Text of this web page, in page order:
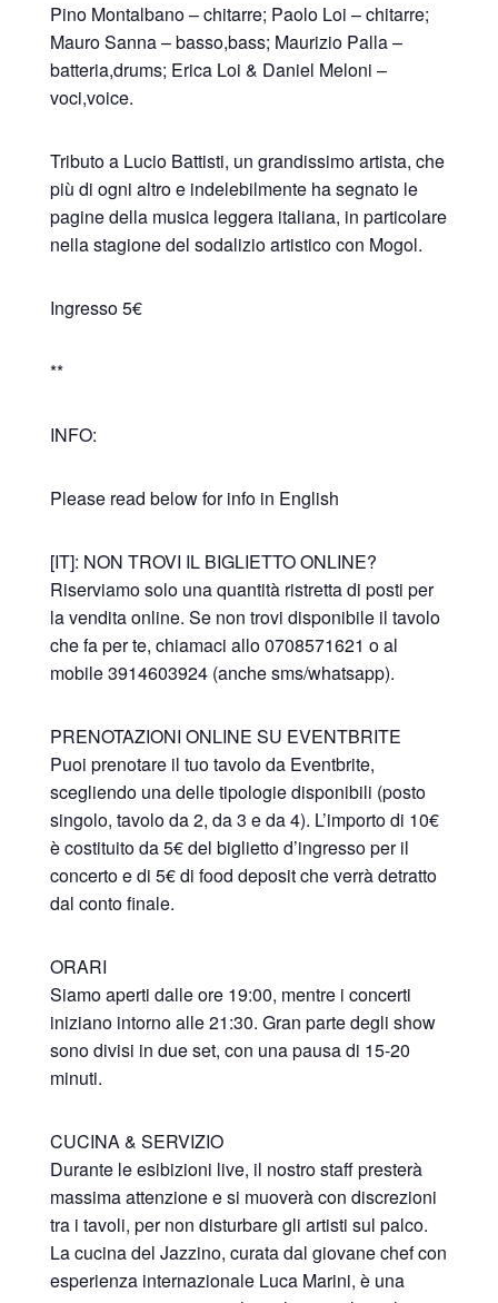
Pino Montalbano – chitarre; Paolo Loi – chitarre;
Mauro Sanna – basso,bass; Maurizio Palla –
batteria,drums; Erica Loi & Daniel Meloni –
voci,voice.
Tributo a Lucio Battisti, un grandissimo artista, che
più di ogni altro e indelebilmente ha segnato le
pagine della musica leggera italiana, in particolare
nella stagione del sodalizio artistico con Mogol.
Ingresso 5€
**
INFO:
Please read below for info in English
[IT]: NON TROVI IL BIGLIETTO ONLINE?
Riserviamo solo una quantità ristretta di posti per
la vendita online. Se non trovi disponibile il tavolo
che fa per te, chiamaci allo 0708571621 o al
mobile 3914603924 (anche sms/whatsapp).
PRENOTAZIONI ONLINE SU EVENTBRITE
Puoi prenotare il tuo tavolo da Eventbrite,
scegliendo una delle tipologie disponibili (posto
singolo, tavolo da 2, da 3 e da 4). L’importo di 10€
è costituito da 5€ del biglietto d’ingresso per il
concerto e di 5€ di food deposit che verrà detratto
dal conto finale.
ORARI
Siamo aperti dalle ore 19:00, mentre i concerti
iniziano intorno alle 21:30. Gran parte degli show
sono divisi in due set, con una pausa di 15-20
minuti.
CUCINA & SERVIZIO
Durante le esibizioni live, il nostro staff presterà
massima attenzione e si muoverà con discrezioni
tra i tavoli, per non disturbare gli artisti sul palco.
La cucina del Jazzino, curata dal giovane chef con
esperienza internazionale Luca Marini, è una